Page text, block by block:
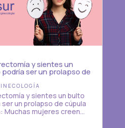
y sientes un
ser un prolapso de
y sientes un bulto
un prolapso de cúpula
Muchas mujeres creen...